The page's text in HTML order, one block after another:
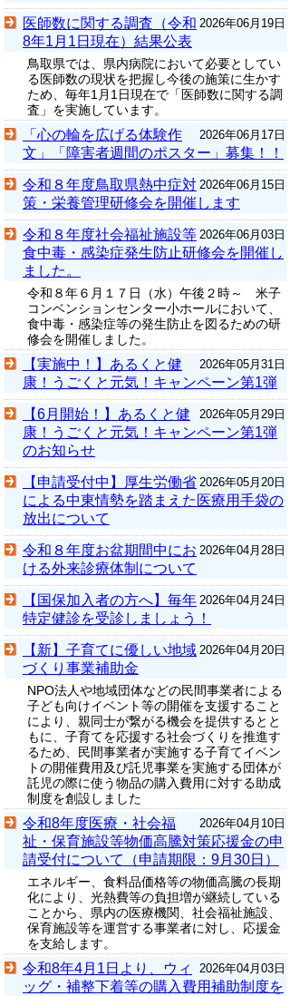
2026年06月19日
医師数に関する調査（令和
8年1月1日現在）結果公表
鳥取県では、県内病院において必要としてい
る医師数の現状を把握し今後の施策に生かす
ため、毎年1月1日現在で「医師数に関する調
査」を実施しています。
2026年06月17日
「心の輪を広げる体験作
文」「障害者週間のポスター」募集！！
2026年06月15日
令和８年度鳥取県熱中症対
策・栄養管理研修会を開催します
2026年06月03日
令和８年度社会福祉施設等
食中毒・感染症発生防止研修会を開催し
ました。
令和８年６月１７日（水）午後２時～ 米子
コンベンションセンター小ホールにおいて、
食中毒・感染症等の発生防止を図るための研
修会を開催しました。
2026年05月31日
【実施中！】あるくと健
康！うごくと元気！キャンペーン第1弾
2026年05月29日
【6月開始！】あるくと健
康！うごくと元気！キャンペーン第1弾
のお知らせ
2026年05月20日
【申請受付中】厚生労働省
による中東情勢を踏まえた医療用手袋の
放出について
2026年04月28日
令和８年度お盆期間中にお
ける外来診療体制について
2026年04月24日
【国保加入者の方へ】毎年
特定健診を受診しましょう！
2026年04月20日
【新】子育てに優しい地域
づくり事業補助金
NPO法人や地域団体などの民間事業者による
子ども向けイベント等の開催を支援すること
により、親同士が繋がる機会を提供するとと
もに、子育てを応援する社会づくりを推進す
るため、民間事業者が実施する子育てイベン
トの開催費用及び託児事業を実施する団体が
託児の際に使う物品の購入費用に対する助成
制度を創設しました
2026年04月10日
令和8年度医療・社会福
祉・保育施設等物価高騰対策応援金の申
請受付について（申請期限：9月30日）
エネルギー、食料品価格等の物価高騰の長期
化により、光熱費等の負担増が継続している
ことから、県内の医療機関、社会福祉施設、
保育施設等を運営する事業者に対し、応援金
を支給します。
2026年04月03日
令和8年4月1日より、ウィ
ッグ・補整下着等の購入費用補助制度を